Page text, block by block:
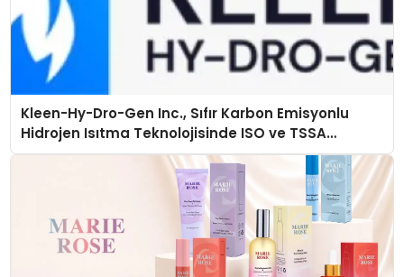
Kleen-Hy-Dro-Gen Inc., Sıfır Karbon Emisyonlu
Hidrojen Isıtma Teknolojisinde ISO ve TSSA
Düzenleyici Onaylarını Aldı